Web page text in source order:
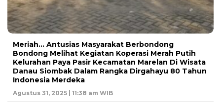
Meriah… Antusias Masyarakat Berbondong
Bondong Melihat Kegiatan Koperasi Merah Putih
Kelurahan Paya Pasir Kecamatan Marelan Di Wisata
Danau Siombak Dalam Rangka Dirgahayu 80 Tahun
Indonesia Merdeka
Agustus 31, 2025 | 11:38 am WIB